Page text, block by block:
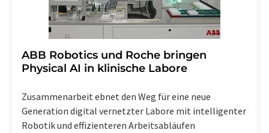
​​​​​​​ABB Robotics und Roche bringen
Physical AI in klinische Labore
Zusammenarbeit ebnet den Weg für eine neue
Generation digital vernetzter Labore mit intelligenter
Robotik und effizienteren Arbeitsabläufen